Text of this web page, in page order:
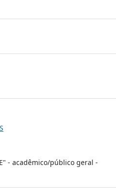
- acadêmico/público geral -